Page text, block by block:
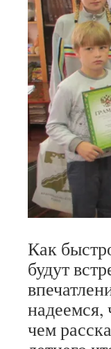
Как
будут
надеемся,
чем